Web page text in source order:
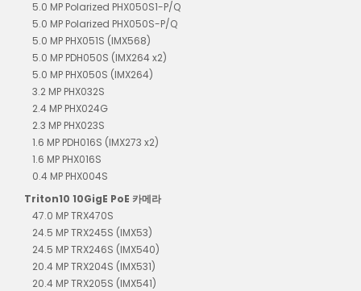
5.0 MP Polarized PHX050S1-P/Q
5.0 MP Polarized PHX050S-P/Q
5.0 MP PHX051S (IMX568)
5.0 MP PDH050S (IMX264 x2)
5.0 MP PHX050S (IMX264)
3.2 MP PHX032S
2.4 MP PHX024G
2.3 MP PHX023S
1.6 MP PDH016S (IMX273 x2)
1.6 MP PHX016S
0.4 MP PHX004S
Triton10 10GigE PoE 카메라
47.0 MP TRX470S
24.5 MP TRX245S (IMX53)
24.5 MP TRX246S (IMX540)
20.4 MP TRX204S (IMX531)
20.4 MP TRX205S (IMX541)